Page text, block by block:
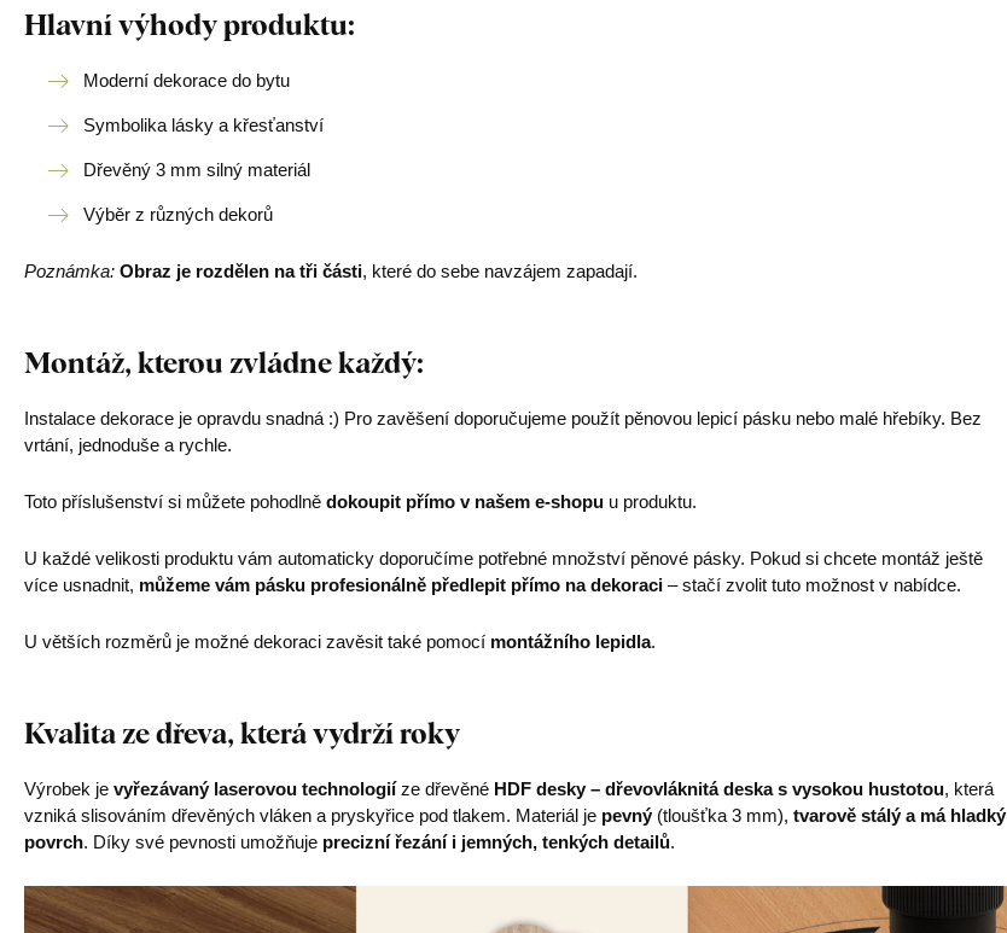
Hlavní výhody produktu:
Moderní dekorace do bytu
Symbolika lásky a křesťanství
Dřevěný 3 mm silný materiál
Výběr z různých dekorů
Poznámka: Obraz je rozdělen na tři části, které do sebe navzájem zapadají.
Montáž, kterou zvládne každý:
Instalace dekorace je opravdu snadná :) Pro zavěšení doporučujeme použít pěnovou lepicí pásku nebo malé hřebíky. Bez
vrtání, jednoduše a rychle.
Toto příslušenství si můžete pohodlně dokoupit přímo v našem e-shopu u produktu.
U každé velikosti produktu vám automaticky doporučíme potřebné množství pěnové pásky. Pokud si chcete montáž ještě
více usnadnit, můžeme vám pásku profesionálně předlepit přímo na dekoraci – stačí zvolit tuto možnost v nabídce.
U větších rozměrů je možné dekoraci zavěsit také pomocí montážního lepidla.
Kvalita ze dřeva, která vydrží roky
Výrobek je vyřezávaný laserovou technologiíze dřevěné HDF desky – dřevovláknitá deska s vysokou hustotou, která
vzniká slisováním dřevěných vláken a pryskyřice pod tlakem. Materiál je pevný (tloušťka 3 mm), tvarově stálý a má hladký
povrch. Díky své pevnosti umožňuje precizní řezání i jemných, tenkých detailů.